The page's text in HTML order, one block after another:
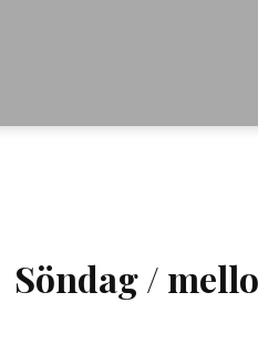
Söndag /